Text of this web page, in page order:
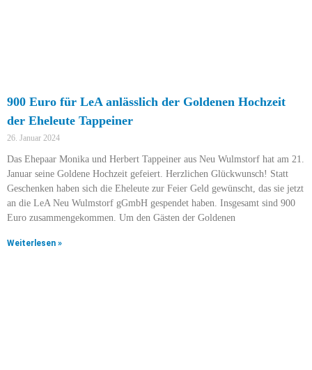
900 Euro für LeA anlässlich der Goldenen Hochzeit
der Eheleute Tappeiner
26. Januar 2024
Das Ehepaar Monika und Herbert Tappeiner aus Neu Wulmstorf hat am 21.
Januar seine Goldene Hochzeit gefeiert. Herzlichen Glückwunsch! Statt
Geschenken haben sich die Eheleute zur Feier Geld gewünscht, das sie jetzt
an die LeA Neu Wulmstorf gGmbH gespendet haben. Insgesamt sind 900
Euro zusammengekommen. Um den Gästen der Goldenen
Weiterlesen »